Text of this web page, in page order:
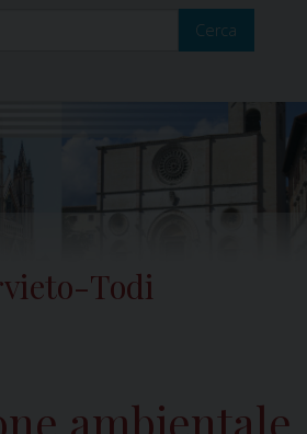
Cerca
Todi
ambientale